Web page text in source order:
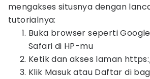
mengakses situsnya dengan
tutorialnya:
Buka browser seperti
Safari di HP-mu
Ketik dan akses laman
Klik Masuk atau Daftar di